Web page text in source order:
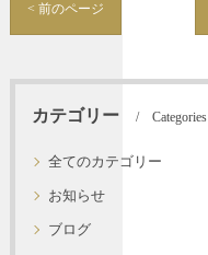
< 前のページ
カテゴリー Categories
全てのカテゴリー
お知らせ
ブログ